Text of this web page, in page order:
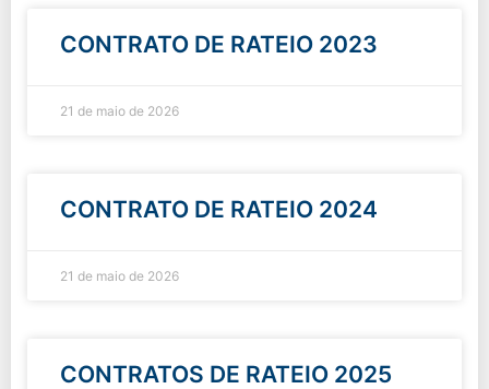
CONTRATO DE RATEIO 2023
21 de maio de 2026
CONTRATO DE RATEIO 2024
21 de maio de 2026
CONTRATOS DE RATEIO 2025